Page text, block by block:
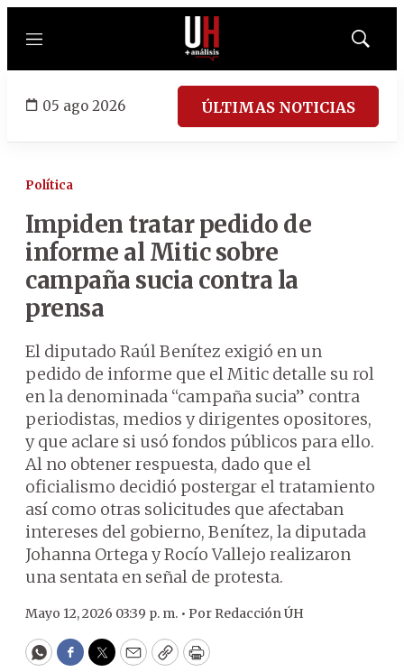
Menú
Mostrar
05 ago 2026 ÚLTIMAS NOTICIAS
Política
Impiden tratar pedido de
informe al Mitic sobre
campaña sucia contra la
prensa
El diputado Raúl Benítez exigió en un
pedido de informe que el Mitic detalle su rol
en la denominada “campaña sucia” contra
periodistas, medios y dirigentes opositores,
y que aclare si usó fondos públicos para ello.
Al no obtener respuesta, dado que el
oficialismo decidió postergar el tratamiento
así como otras solicitudes que afectaban
intereses del gobierno, Benítez, la diputada
Johanna Ortega y Rocío Vallejo realizaron
una sentata en señal de protesta.
Mayo 12, 2026 03:39 p. m. • Por Redacción ÚH
WhatsApp
Facebook
Twitter
EmailCopyPrint